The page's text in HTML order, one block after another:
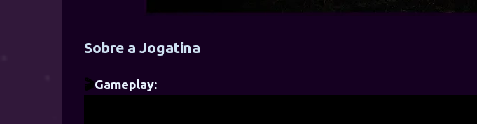
Sobre a Jogatina
🎬Gameplay: